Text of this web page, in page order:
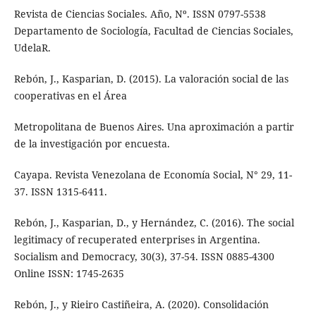
Revista de Ciencias Sociales. Año, Nº. ISSN 0797-5538
Departamento de Sociología, Facultad de Ciencias Sociales,
UdelaR.
Rebón, J., Kasparian, D. (2015). La valoración social de las
cooperativas en el Área
Metropolitana de Buenos Aires. Una aproximación a partir
de la investigación por encuesta.
Cayapa. Revista Venezolana de Economía Social, N° 29, 11-
37. ISSN 1315-6411.
Rebón, J., Kasparian, D., y Hernández, C. (2016). The social
legitimacy of recuperated enterprises in Argentina.
Socialism and Democracy, 30(3), 37-54. ISSN 0885-4300
Online ISSN: 1745-2635
Rebón, J., y Rieiro Castiñeira, A. (2020). Consolidación